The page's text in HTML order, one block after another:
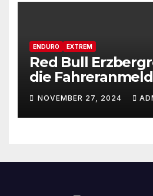
ENDURO EXTREM
Red Bull
die
29ste Auflage
renommiertesten
Enduro Rennens
NOVEMBER 27, 2024